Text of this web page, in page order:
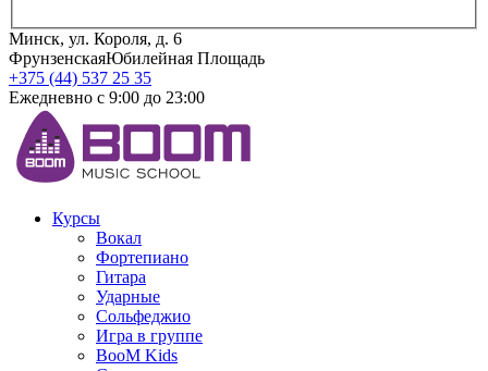
Минск, ул. Короля, д. 6
ФрунзенскаяЮбилейная Площадь
+375 (44) 537 25 35
Ежедневно с 9:00 до 23:00
Курсы
Вокал
Фортепиано
Гитара
Ударные
Сольфеджио
Игра в группе
BooM Kids